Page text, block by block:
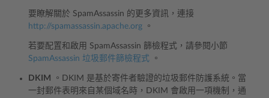
要瞭解關於 SpamAssassin 的更多資訊，連接
http://spamassassin.apache.org 。
若要配置和啟用 SpamAssassin 篩檢程式，請參閱小節
SpamAssassin 垃圾郵件篩檢程式 。
DKIM
。DKIM 是基於寄件者驗證的垃圾郵件防護系統。當
一封郵件表明來自某個域名時，DKIM 會啟用一項機制，通